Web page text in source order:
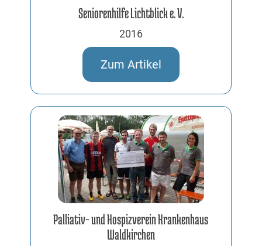
Seniorenhilfe Lichtblick e. V.
2016
Zum Artikel
Palliativ- und Hospizverein Krankenhaus
Waldkirchen